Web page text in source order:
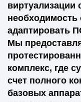
виртуализации
необходимость
адаптировать
Мы
комплекс, где
счет полного
базовых